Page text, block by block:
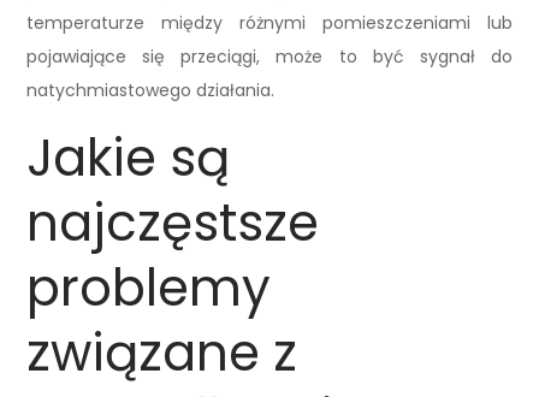
temperaturze między różnymi pomieszczeniami lub
pojawiające się przeciągi, może to być sygnał do
natychmiastowego działania.
Jakie są
najczęstsze
problemy
związane z